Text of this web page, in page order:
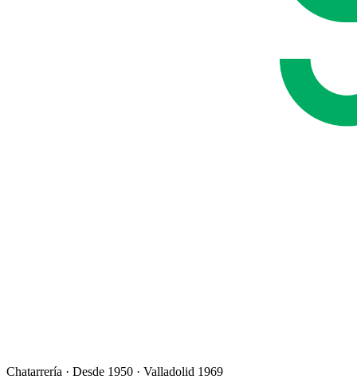
Chatarrería · Desde 1950 · Valladolid 1969